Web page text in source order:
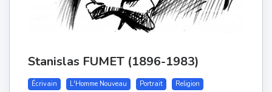
Stanislas FUMET (1896-1983)
Écrivain L'Homme Nouveau Portrait Religion